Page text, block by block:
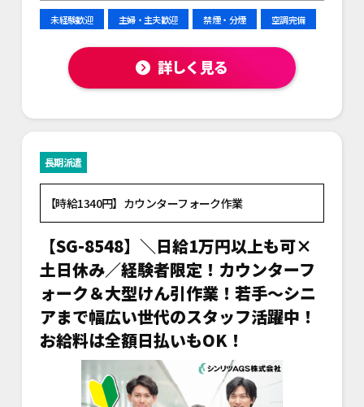
未経験歓迎 主婦・主夫歓迎 禁煙・分煙 空調完備
詳しく見る
長期派遣
【時給1340円】カウンターフォーク作業
【SG-8548】＼日給1万円以上も可×
土日休み／経験者限定！カウンターフ
ォーク＆大型けん引作業！若手～シニ
アまで幅広い世代のスタッフ活躍中！
お給料は全額日払いもOK！